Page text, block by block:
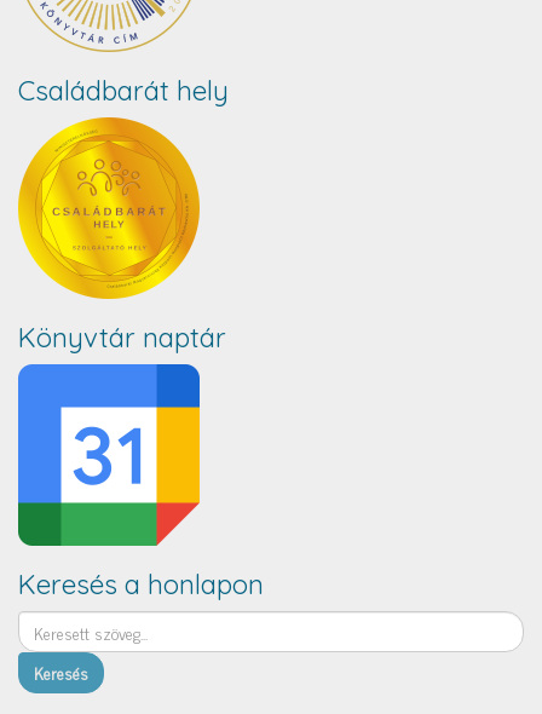
Családbarát hely
Könyvtár naptár
Keresés a honlapon
Keresés